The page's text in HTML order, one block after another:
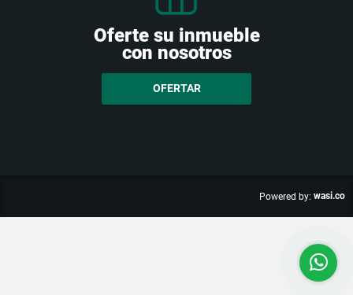
Oferte su inmueble
con nosotros
OFERTAR
Powered by: wasi.co